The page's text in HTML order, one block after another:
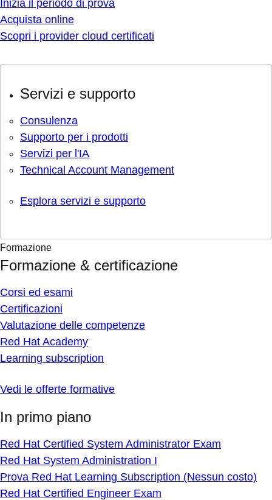
Inizia il periodo di prova
Acquista online
Scopri i provider cloud certificati
Servizi e supporto
Consulenza
Supporto per i prodotti
Servizi per l'IA
Technical Account Management
Esplora servizi e supporto
Formazione
Formazione & certificazione
Corsi ed esami
Certificazioni
Valutazione delle competenze
Red Hat Academy
Learning subscription
Vedi le offerte formative
In primo piano
Red Hat Certified System Administrator Exam
Red Hat System Administration I
Prova Red Hat Learning Subscription (Nessun costo)
Red Hat Certified Engineer Exam